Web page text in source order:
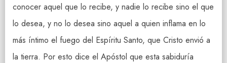
conocer aquel que lo recibe, y nadie lo recibe sino el que
lo desea, y no lo desea sino aquel a quien inflama en lo
más íntimo el fuego del Espíritu Santo, que Cristo envió a
la tierra. Por esto dice el Apóstol que esta sabiduría